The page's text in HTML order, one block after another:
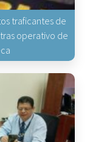
traficantes de
operativo de